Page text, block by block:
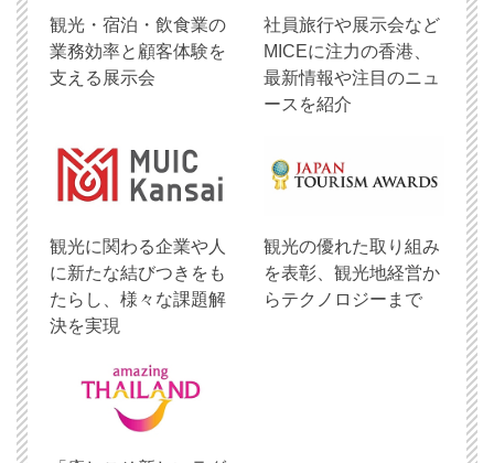
観光・宿泊・飲食業の
業務効率と顧客体験を
支える展示会
社員旅行や展示会など
MICEに注力の香港、
最新情報や注目のニュ
ースを紹介
観光に関わる企業や人
に新たな結びつきをも
たらし、様々な課題解
決を実現
観光の優れた取り組み
を表彰、観光地経営か
らテクノロジーまで